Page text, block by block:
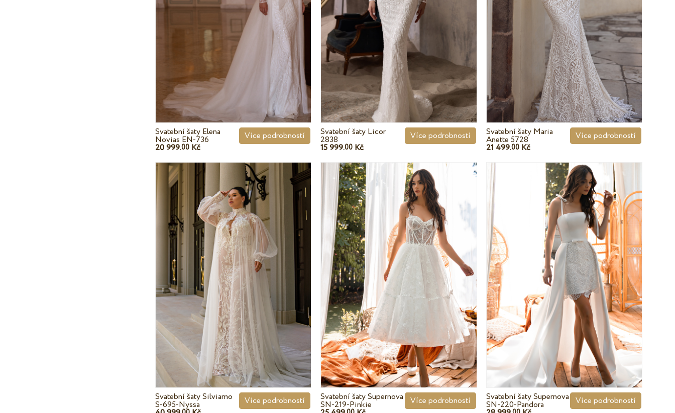
Svatební šaty Elena
Novias EN-736
20 999.00 Kč
Více podrobností Svatební šaty Licor
2838
15 999.00 Kč
Více podrobností Svatební šaty Maria
Anette 5728
21 499.00Kč
Více podrobností
Svatební šaty Silviamo
S-695-Nyssa Více podrobností Svatební šaty Supernova
SN-219-Pinkie Více podrobností Svatební šaty Supernova
SN-220-Pandora Více podrobností